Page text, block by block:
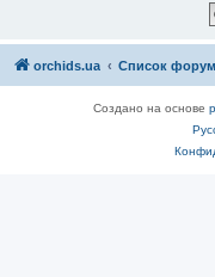
orchids.ua Список
Создано на основе